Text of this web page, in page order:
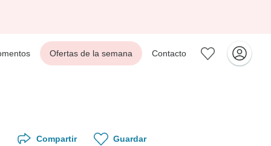
Ofertas de la semana Contacto
Compartir Guardar